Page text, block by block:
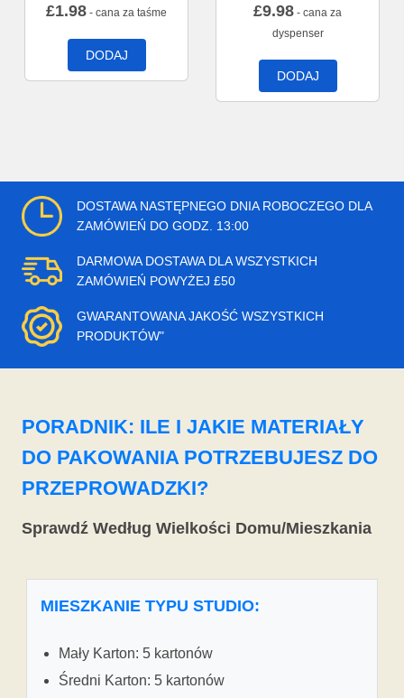
£1.98 - cana za taśme
DODAJ
£9.98 - cana za
dyspenser
DODAJ
DOSTAWA NASTĘPNEGO DNIA ROBOCZEGO DLA
ZAMÓWIEŃ DO GODZ. 13:00
DARMOWA DOSTAWA DLA WSZYSTKICH
ZAMÓWIEŃ POWYŻEJ £50
GWARANTOWANA JAKOŚĆ WSZYSTKICH
PRODUKTÓW"
PORADNIK: ILE I JAKIE MATERIAŁY
DO PAKOWANIA POTRZEBUJESZ DO
PRZEPROWADZKI?
Sprawdź Według Wielkości Domu/Mieszkania
MIESZKANIE TYPU STUDIO:
Mały Karton: 5 kartonów
Średni Karton: 5 kartonów